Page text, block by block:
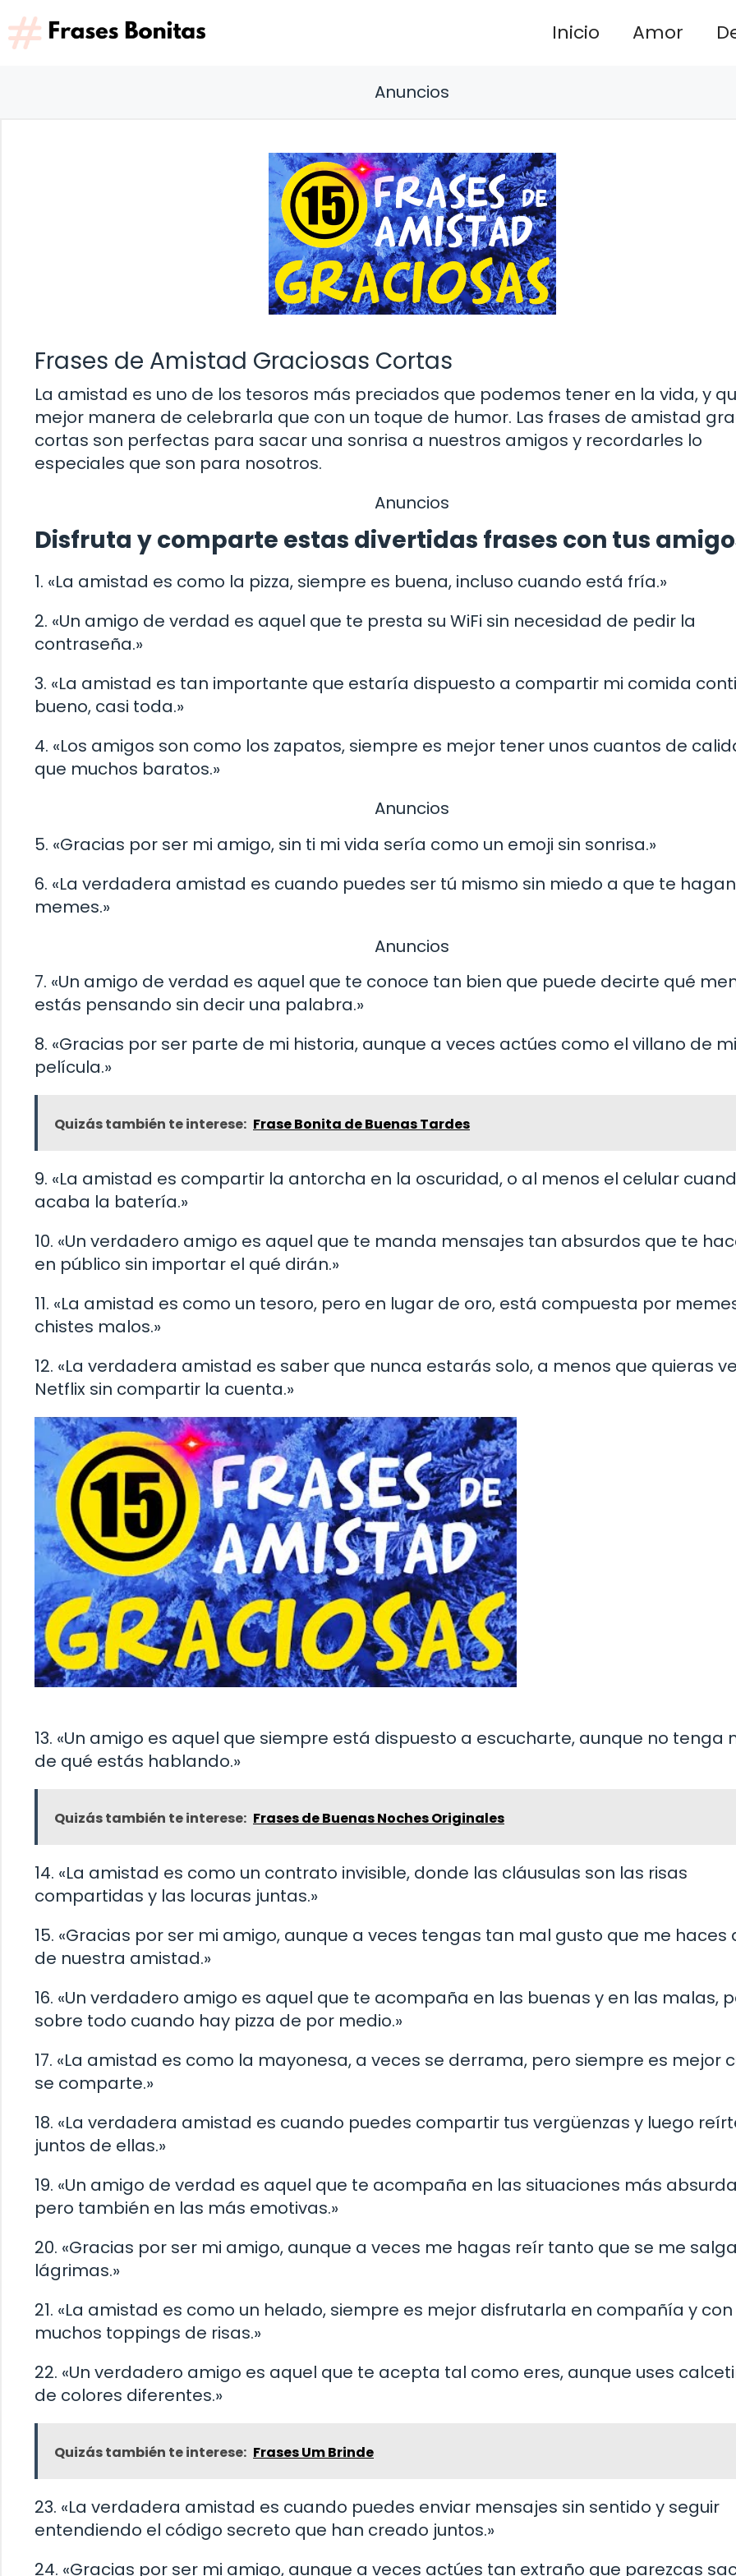
Saltar
al
contenido
Inicio Amor
Anuncios
Frases de Amistad Graciosas Cortas
La amistad es uno de los tesoros más preciados que podemos tener en la vida, y
mejor manera de celebrarla que con un toque de humor. Las frases de amistad
cortas son perfectas para sacar una sonrisa a nuestros amigos y recordarles lo
especiales que son para nosotros.
Anuncios
Disfruta y comparte estas divertidas frases con tus
1. «La amistad es como la pizza, siempre es buena, incluso cuando está fría.»
2. «Un amigo de verdad es aquel que te presta su WiFi sin necesidad de pedir la
contraseña.»
3. «La amistad es tan importante que estaría dispuesto a compartir mi comida
bueno, casi toda.»
4. «Los amigos son como los zapatos, siempre es mejor tener unos cuantos de
que muchos baratos.»
Anuncios
5. «Gracias por ser mi amigo, sin ti mi vida sería como un emoji sin sonrisa.»
6. «La verdadera amistad es cuando puedes ser tú mismo sin miedo a que te hagan
memes.»
Anuncios
7. «Un amigo de verdad es aquel que te conoce tan bien que puede decirte qué
estás pensando sin decir una palabra.»
8. «Gracias por ser parte de mi historia, aunque a veces actúes como el villano de mi
película.»
Quizás también te interese: Frase Bonita de Buenas Tardes
9. «La amistad es compartir la antorcha en la oscuridad, o al menos el celular
acaba la batería.»
10. «Un verdadero amigo es aquel que te manda mensajes tan absurdos que te
en público sin importar el qué dirán.»
11. «La amistad es como un tesoro, pero en lugar de oro, está compuesta por
chistes malos.»
12. «La verdadera amistad es saber que nunca estarás solo, a menos que quieras
Netflix sin compartir la cuenta.»
13. «Un amigo es aquel que siempre está dispuesto a escucharte, aunque no tenga
de qué estás hablando.»
Quizás también te interese: Frases de Buenas Noches Originales
14. «La amistad es como un contrato invisible, donde las cláusulas son las risas
compartidas y las locuras juntas.»
15. «Gracias por ser mi amigo, aunque a veces tengas tan mal gusto que me haces
de nuestra amistad.»
16. «Un verdadero amigo es aquel que te acompaña en las buenas y en las malas,
sobre todo cuando hay pizza de por medio.»
17. «La amistad es como la mayonesa, a veces se derrama, pero siempre es mejor
se comparte.»
18. «La verdadera amistad es cuando puedes compartir tus vergüenzas y luego
juntos de ellas.»
19. «Un amigo de verdad es aquel que te acompaña en las situaciones más
pero también en las más emotivas.»
20. «Gracias por ser mi amigo, aunque a veces me hagas reír tanto que se me
lágrimas.»
21. «La amistad es como un helado, siempre es mejor disfrutarla en compañía y con
muchos toppings de risas.»
22. «Un verdadero amigo es aquel que te acepta tal como eres, aunque uses
de colores diferentes.»
Quizás también te interese: Frases Um Brinde
23. «La verdadera amistad es cuando puedes enviar mensajes sin sentido y seguir
entendiendo el código secreto que han creado juntos.»
24. «Gracias por ser mi amigo, aunque a veces actúes tan extraño que parezcas